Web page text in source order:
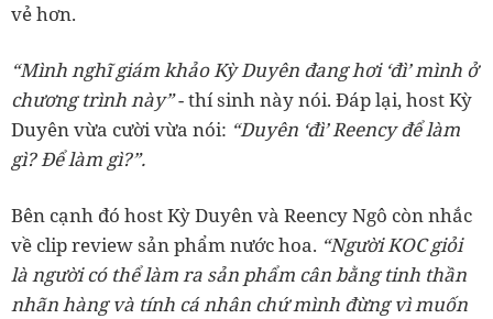
vẻ hơn.
“Mình nghĩ giám khảo Kỳ Duyên đang hơi ‘đì’ mình ở
chương trình này”- thí sinh này nói. Đáp lại, host Kỳ
Duyên vừa cười vừa nói: “Duyên ‘đì’ Reency để làm
gì? Để làm gì?”.
Bên cạnh đó host Kỳ Duyên và Reency Ngô còn nhắc
về clip review sản phẩm nước hoa. “Người KOC giỏi
là người có thể làm ra sản phẩm cân bằng tinh thần
nhãn hàng và tính cá nhân chứ mình đừng vì muốn